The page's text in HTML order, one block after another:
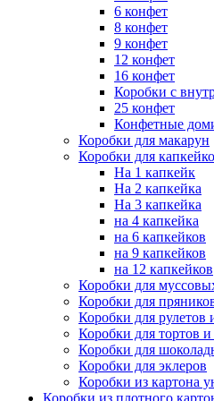
6 конфет
8 конфет
9 конфет
12 конфет
16 конфет
Коробки с
25 конфет
Конфетные
Коробки для макарун
Коробки для
На 1 капкейк
На 2 капкейка
На 3 капкейка
на 4 капкейка
на 6 капкейков
на 9 капкейков
на 12 капкейков
Коробки для
Коробки для
Коробки для рулетов
Коробки для тортов
Коробки для
Коробки для эклеров
Коробки из картона
Коробки из плотного